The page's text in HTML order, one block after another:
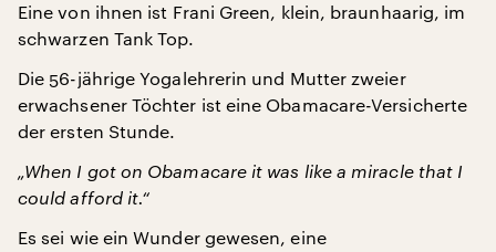
Eine von ihnen ist Frani Green, klein, braunhaarig, im
schwarzen Tank Top.
Die 56-jährige Yogalehrerin und Mutter zweier
erwachsener Töchter ist eine Obamacare-Versicherte
der ersten Stunde.
„When I got on Obamacare it was like a miracle that I
could afford it.“
Es sei wie ein Wunder gewesen, eine